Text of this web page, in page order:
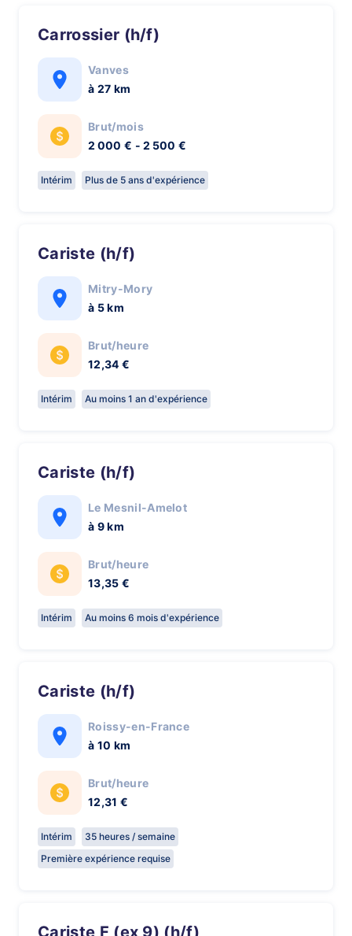
Carrossier (h/f)
Vanves
à 27 km
Brut/mois
2 000 € - 2 500 €
Intérim Plus de 5 ans d'expérience
Cariste (h/f)
Mitry-Mory
à 5 km
Brut/heure
12,34 €
Intérim Au moins 1 an d'expérience
Cariste (h/f)
Le Mesnil-Amelot
à 9 km
Brut/heure
13,35 €
Intérim Au moins 6 mois d'expérience
Cariste (h/f)
Roissy-en-France
à 10 km
Brut/heure
12,31 €
Intérim
35 heures / semaine
Première expérience requise
Cariste F (ex 9) (h/f)